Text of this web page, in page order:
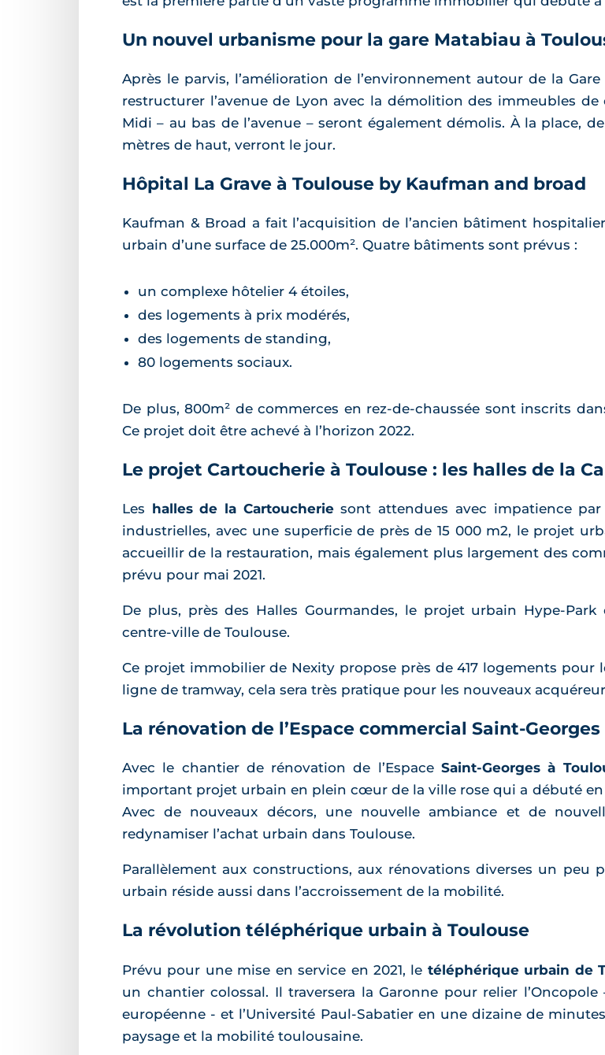
Un nouvel urbanisme pour la gare Matabiau à
Après le parvis, l’amélioration de l’environnement autour de la
restructurer l’avenue de Lyon avec la démolition des immeubles
Midi – au bas de l’avenue – seront également démolis. À la place,
mètres de haut, verront le jour.
Hôpital La Grave à Toulouse by Kaufman and broad
Kaufman & Broad a fait l’acquisition de l’ancien bâtiment
urbain d’une surface de 25.000m². Quatre bâtiments sont prévus :
un complexe hôtelier 4 étoiles,
des logements à prix modérés,
des logements de standing,
80 logements sociaux.
De plus, 800m² de commerces en rez-de-chaussée sont inscrits
Ce projet doit être achevé à l’horizon 2022.
Le projet Cartoucherie à Toulouse : les halles de la
Les halles de la Cartoucheriesont attendues avec impatience par
industrielles, avec une superficie de près de 15 000 m2, le projet
accueillir de la restauration, mais également plus largement des
prévu pour mai 2021.
De plus, près des Halles Gourmandes, le projet urbain Hype-
centre-ville de Toulouse.
Ce projet immobilier de Nexity propose près de 417 logements
ligne de tramway, cela sera très pratique pour les nouveaux
La rénovation de l’Espace commercial Saint-Georges
Avec le chantier de rénovation de l’Espace Saint-Georges à
important projet urbain en plein cœur de la ville rose qui a débuté en
Avec de nouveaux décors, une nouvelle ambiance et de
redynamiser l’achat urbain dans Toulouse.
Parallèlement aux constructions, aux rénovations diverses un peu
urbain réside aussi dans l’accroissement de la mobilité.
La révolution téléphérique urbain à Toulouse
Prévu pour une mise en service en 2021, le téléphérique urbain de
un chantier colossal. Il traversera la Garonne pour relier
européenne - et l’Université Paul-Sabatier en une dizaine de
paysage et la mobilité toulousaine.